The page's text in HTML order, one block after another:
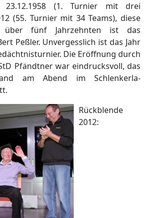
23.12.1958 (1. Turnier mit drei
(55. Turnier mit 34 Teams), diese
über fünf Jahrzehnten ist das
Peßler. Unvergesslich ist das Jahr
Die Eröffnung durch
Pfändtner war eindrucksvoll, das
am Abend im Schlenkerla-
Rückblende
2012: